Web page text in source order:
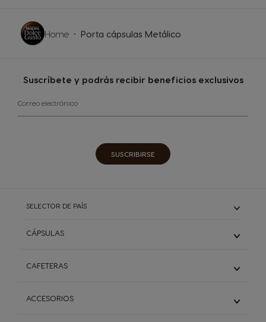
Suscríbete y podrás recibir beneficios exclusivos​
Correo electrónico
SUSCRIBIRSE​
Home Porta cápsulas Metálico
SELECTOR DE PAÍS
CÁPSULAS
Espresso
Cappuccino & Lattes
CAFETERAS
Genio S
ACCESORIOS